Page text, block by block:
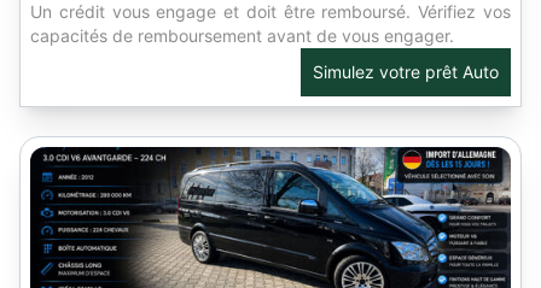
Un crédit vous engage et doit être remboursé. Vérifiez vos
capacités de remboursement avant de vous engager.
Simulez votre prêt Auto